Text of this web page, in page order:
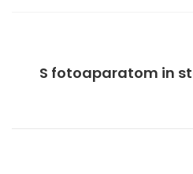
S fotoaparatom in